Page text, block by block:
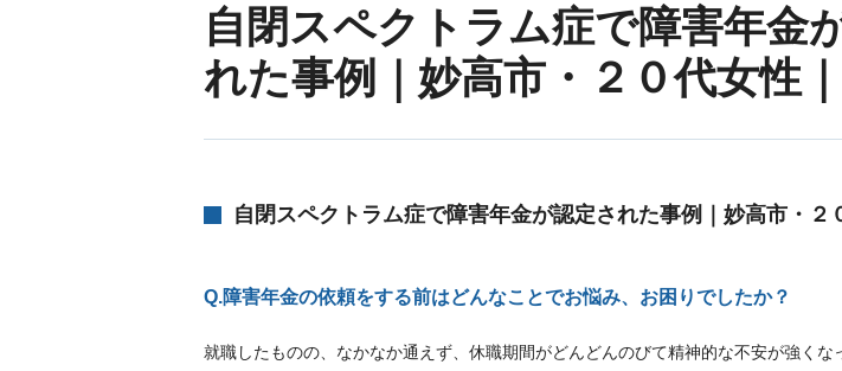
自閉スペクトラム症で障害年金
れた事例｜妙高市・２０代女性
自閉スペクトラム症で障害年金が認定された事例｜妙高市・２
Q.障害年金の依頼をする前はどんなことでお悩み、お困りでしたか？
就職したものの、なかなか通えず、休職期間がどんどんのびて精神的な不安が強くな